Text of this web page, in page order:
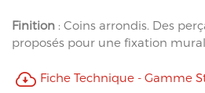
Finition : Coins arrondis. Des
proposés pour une fixation
Fiche Technique - Gamme